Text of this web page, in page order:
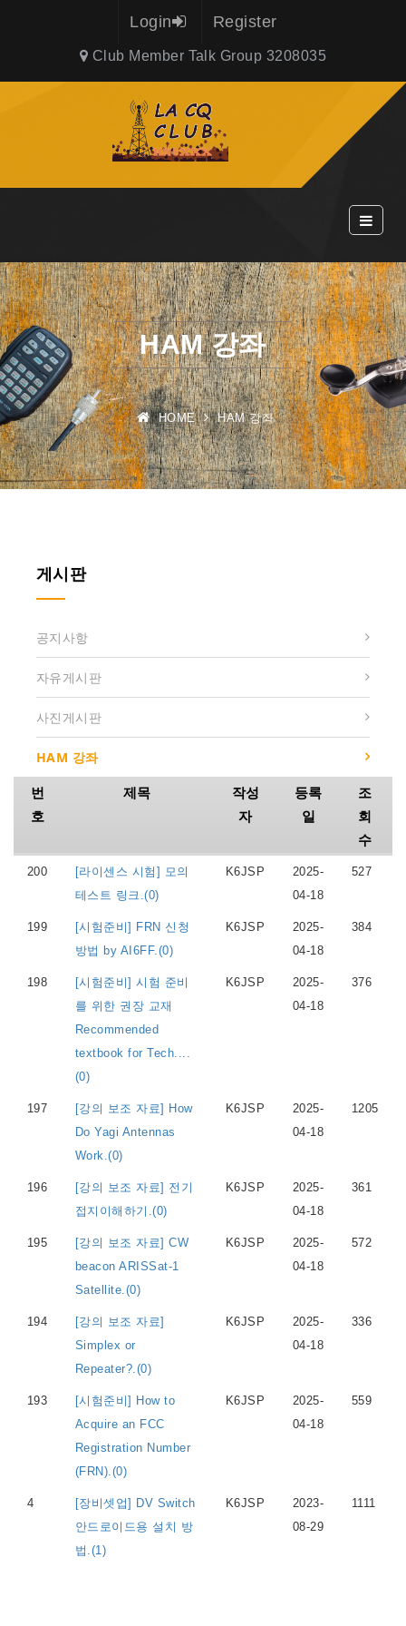
Login Register
Club Member Talk Group 3208035
HAM 강좌
HOME HAM 강좌
게시판
공지사항
자유게시판
사진게시판
HAM 강좌
번
호
제목
작성
자
등록
일
조
회
수
200
[라이센스 시험] 모의
테스트 링크.(0)
K6JSP
2025-
04-18
527
199
[시험준비] FRN 신청
방법 by AI6FF.(0)
K6JSP
2025-
04-18
384
198
[시험준비] 시험 준비
를 위한 권장 교재
Recommended
textbook for Tech....
(0)
K6JSP
2025-
04-18
376
197
[강의 보조 자료] How
Do Yagi Antennas
Work.(0)
K6JSP
2025-
04-18
1205
196
[강의 보조 자료] 전기
접지이해하기.(0)
K6JSP
2025-
04-18
361
195
[강의 보조 자료] CW
beacon ARISSat-1
Satellite.(0)
K6JSP
2025-
04-18
572
194
[강의 보조 자료]
Simplex or
Repeater?.(0)
K6JSP
2025-
04-18
336
193
[시험준비] How to
Acquire an FCC
Registration Number
(FRN).(0)
K6JSP
2025-
04-18
559
4
[장비셋업] DV Switch
안드로이드용 설치 방
법.(1)
K6JSP
2023-
08-29
1111